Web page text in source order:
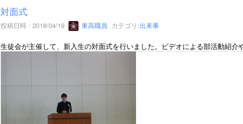
対面式
投稿日時 : 2018/04/19 東高職員 カテゴリ:出来事
生徒会が主催して、新入生の対面式を行いました。ビデオによる部活動紹